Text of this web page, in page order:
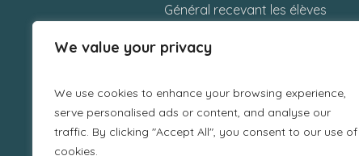
We value your privacy
We use cookies to enhance your browsing experience,
serve personalised ads or content, and analyse our
traffic. By clicking "Accept All", you consent to our use of
cookies.
Général recevant les élèves
Kalaban-Coura Sud près du
République du Mali.